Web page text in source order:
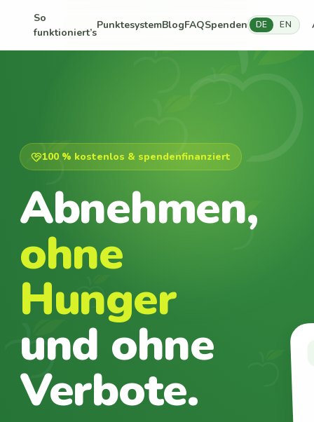
So
funktioniert’s
PunktesystemBlogFAQSpenden DE EN
100 % kostenlos & spendenfinanziert
Abnehmen,
ohne
Hunger
und ohne
Verbote.